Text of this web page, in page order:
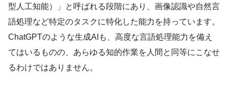
型人工知能）」と呼ばれる段階にあり、画像認識や自然言
語処理など特定のタスクに特化した能力を持っています。
ChatGPTのような生成AIも、高度な言語処理能力を備え
てはいるものの、あらゆる知的作業を人間と同等にこなせ
るわけではありません。